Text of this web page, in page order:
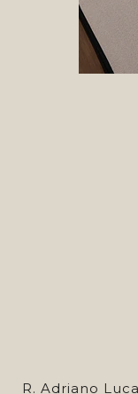
R. Adriano